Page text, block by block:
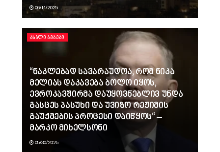
06/14/2025
ᲐᲮᲐᲚᲘ ᲐᲛᲑᲔᲑᲘ
“ნაკლებად სავარაუდოა, რომ ნიკა
მელიას დაკავება ბოლო იყოს,
ევროკავშირმა დაუყოვნებლივ უნდა
გასცეს პასუხი და უვიზო რეჟიმის
გაუქმების პროცესი დაიწყოს“ –
მარკო მიხელსონი
05/30/2025